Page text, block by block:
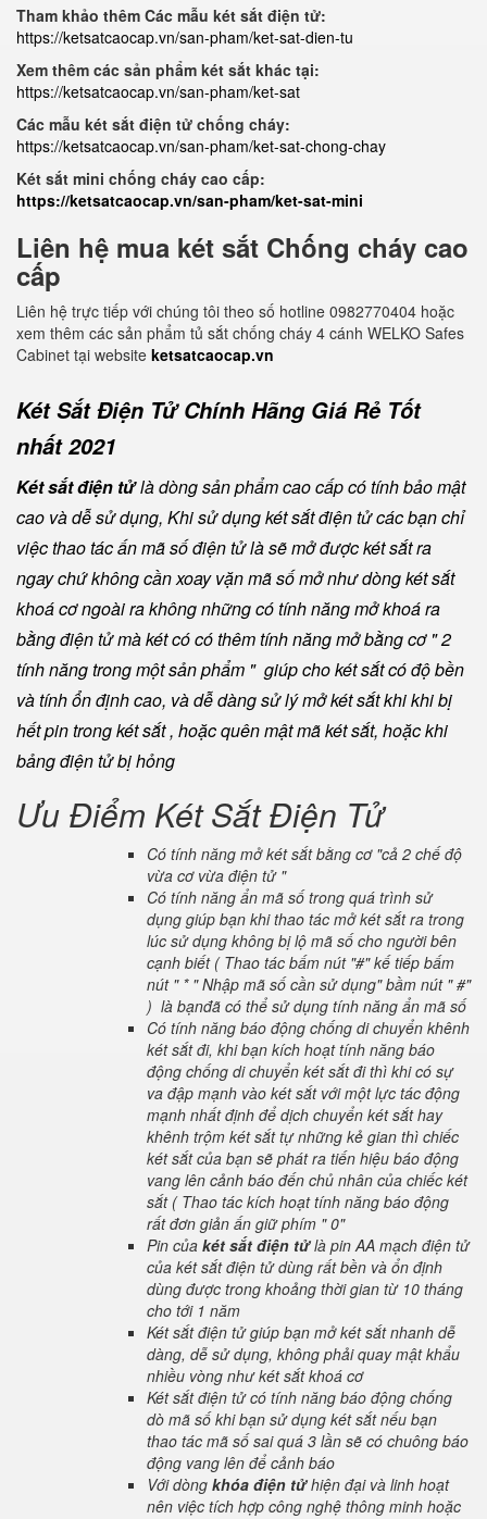
Tham khảo thêm Các mẫu két sắt điện tử:
https://ketsatcaocap.vn/san-pham/ket-sat-dien-tu
Xem thêm các sản phẩm két sắt khác tại:
https://ketsatcaocap.vn/san-pham/ket-sat
Các mẫu két sắt điện tử chống cháy:
https://ketsatcaocap.vn/san-pham/ket-sat-chong-chay
Két sắt mini chống cháy cao cấp:
https://ketsatcaocap.vn/san-pham/ket-sat-mini
Liên hệ mua két sắt Chống cháy cao
cấp
Liên hệ trực tiếp với chúng tôi theo số hotline 0982770404 hoặc
xem thêm các sản phẩm tủ sắt chống cháy 4 cánh WELKO Safes
Cabinet tại website ketsatcaocap.vn
Két Sắt Điện Tử Chính Hãng Giá Rẻ Tốt
nhất 2021
Két sắt điện tửlà dòng sản phẩm cao cấp có tính bảo mật
cao và dễ sử dụng, Khi sử dụng két sắt điện tử các bạn chỉ
việc thao tác ấn mã số điện tử là sẽ mở được két sắt ra
ngay chứ không cần xoay vặn mã số mở như dòng két sắt
khoá cơ ngoài ra không những có tính năng mở khoá ra
bằng điện tử mà két có có thêm tính năng mở bằng cơ " 2
tính năng trong một sản phẩm " giúp cho két sắt có độ bền
và tính ổn định cao, và dễ dàng sử lý mở két sắt khi khi bị
hết pin trong két sắt , hoặc quên mật mã két sắt, hoặc khi
bảng điện tử bị hỏng
Ưu Điểm Két Sắt Điện Tử
Có tính năng mở két sắt bằng cơ "cả 2 chế độ
vừa cơ vừa điện tử "
Có tính năng ẩn mã số trong quá trình sử
dụng giúp bạn khi thao tác mở két sắt ra trong
lúc sử dụng không bị lộ mã số cho người bên
cạnh biết ( Thao tác bấm nút "#" kế tiếp bấm
nút " * " Nhập mã số cần sử dụng" bầm nút " #"
) là bạnđã có thể sử dụng tính năng ẩn mã số
Có tính năng báo động chống di chuyển khênh
két sắt đi, khi bạn kích hoạt tính năng báo
động chống di chuyển két sắt đi thì khi có sự
va đập mạnh vào két sắt với một lực tác động
mạnh nhất định để dịch chuyển két sắt hay
khênh trộm két sắt tự những kẻ gian thì chiếc
két sắt của bạn sẽ phát ra tiến hiệu báo động
vang lên cảnh báo đến chủ nhân của chiếc két
sắt ( Thao tác kích hoạt tính năng báo động
rất đơn giản ấn giữ phím " 0"
Pin của két sắt điện tửlà pin AA mạch điện tử
của két sắt điện tử dùng rất bền và ổn định
dùng được trong khoảng thời gian từ 10 tháng
cho tới 1 năm
Két sắt điện tử giúp bạn mở két sắt nhanh dễ
dàng, dễ sử dụng, không phải quay mật khẩu
nhiều vòng như két sắt khoá cơ
Két sắt điện tử có tính năng báo động chống
dò mã số khi bạn sử dụng két sắt nếu bạn
thao tác mã số sai quá 3 lần sẽ có chuông báo
động vang lên để cảnh báo
Với dòng khóa điện tửhiện đại và linh hoạt
nên việc tích hợp công nghệ thông minh hoặc